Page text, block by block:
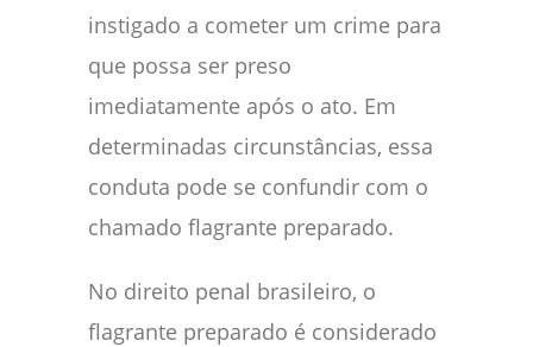
instigado a cometer um crime para
que possa ser preso
imediatamente após o ato. Em
determinadas circunstâncias, essa
conduta pode se confundir com o
chamado flagrante preparado.
No direito penal brasileiro, o
flagrante preparado é considerado